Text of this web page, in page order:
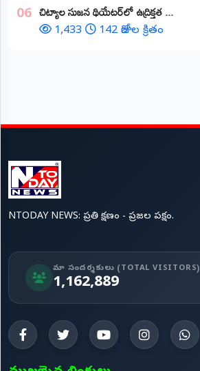
06 చిట్యాల సుజన థియేటర్‌లో ఉద్రిక్తత ...
1,433 142 రోజుల క్రితం
NTODAY NEWS: ప్రతి క్షణం - ప్రజల పక్షం.
మా సందర్శకులు (TOTAL VISITORS)
1,162,889